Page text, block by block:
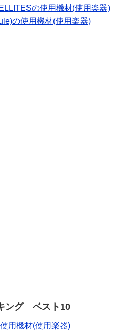
の使用機材(使用楽器)
の使用機材(使用楽器)
ング ベスト10
用機材(使用楽器)